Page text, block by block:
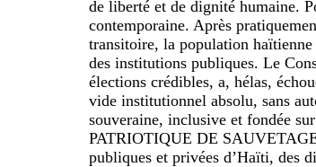
de liberté et de dignité humaine.
contemporaine. Après
transitoire, la population haïtienne
des institutions publiques. Le
élections crédibles, a, hélas,
vide institutionnel absolu, sans
souveraine, inclusive et fondée
PATRIOTIQUE DE
publiques et privées d’Haïti, des